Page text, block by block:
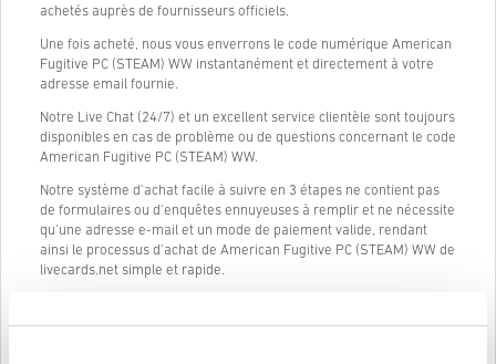
achetés auprès de fournisseurs officiels.
Une fois acheté, nous vous enverrons le code numérique American
Fugitive PC (STEAM) WW instantanément et directement à votre
adresse email fournie.
Notre Live Chat (24/7) et un excellent service clientèle sont toujours
disponibles en cas de problème ou de questions concernant le code
American Fugitive PC (STEAM) WW.
Notre système d'achat facile à suivre en 3 étapes ne contient pas
de formulaires ou d'enquêtes ennuyeuses à remplir et ne nécessite
qu'une adresse e-mail et un mode de paiement valide, rendant
ainsi le processus d'achat de American Fugitive PC (STEAM) WW de
livecards.net simple et rapide.